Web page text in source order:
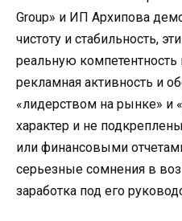
Group» и ИП Архипова
чистоту и стабильность,
реальную компетентность
рекламная активность и
«лидерством на рынке» и
характер и не
или финансовыми
серьезные сомнения в
заработка под его